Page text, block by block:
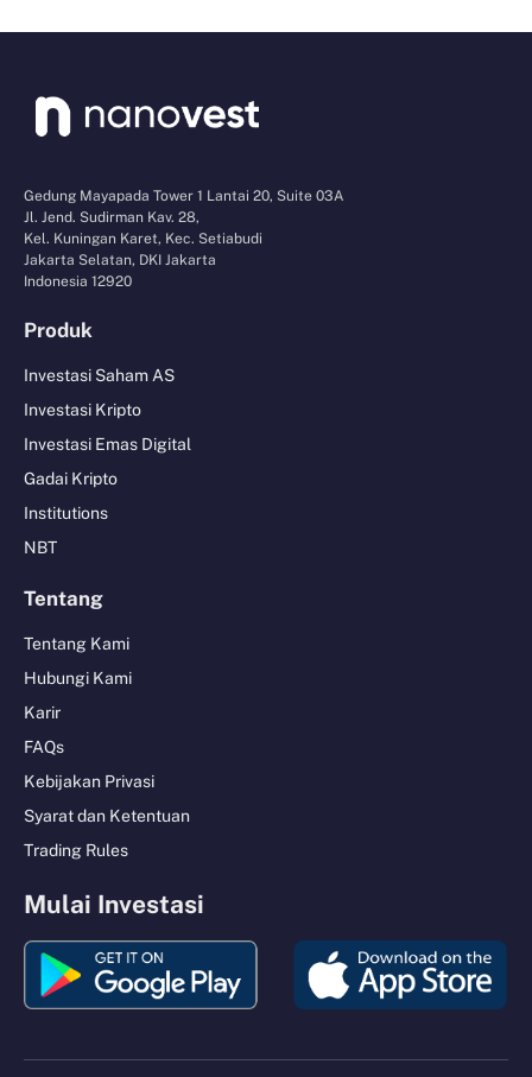
Gedung Mayapada Tower 1 Lantai 20, Suite 03A
Jl. Jend. Sudirman Kav. 28,
Kel. Kuningan Karet, Kec. Setiabudi
Jakarta Selatan, DKI Jakarta
Indonesia 12920
Produk
Investasi Saham AS
Investasi Kripto
Investasi Emas Digital
Gadai Kripto
Institutions
NBT
Tentang
Tentang Kami
Hubungi Kami
Karir
FAQs
Kebijakan Privasi
Syarat dan Ketentuan
Trading Rules
Mulai Investasi